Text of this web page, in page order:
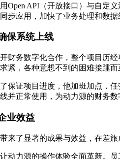
Open API（开放接口）与自定
步应用，加快了业务处理和数
保系统上线
财务数字化合作，整个项目历
紧，各种意想不到的困难接踵而
保证项目进度，他加班加点，
并正常使用，为动力源的财务
业效益
来了显著的成果与效益，在差旅
动力源的操作体验全面革新。